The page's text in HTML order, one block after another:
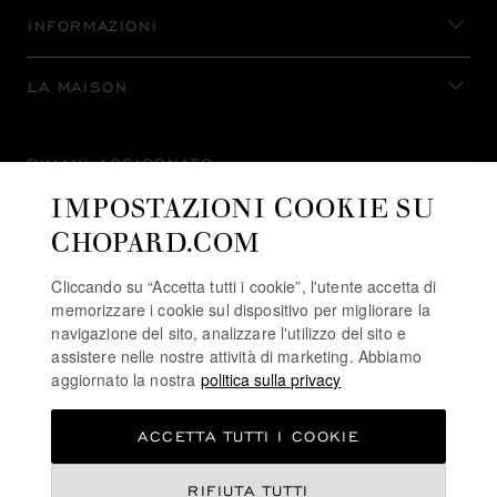
INFORMAZIONI
LA MAISON
RIMANI AGGIORNATO
POLITICA SUI COOKIE
IMPOSTAZIONI COOKIE SU
CHOPARD.COM
Cliccando su “Accetta tutti i cookie”, l'utente accetta di
memorizzare i cookie sul dispositivo per migliorare la
navigazione del sito, analizzare l'utilizzo del sito e
assistere nelle nostre attività di marketing. Abbiamo
aggiornato la nostra politica sulla privacy
RIFIUTA TUTTI
ACCETTA TUTTI I COOKIE